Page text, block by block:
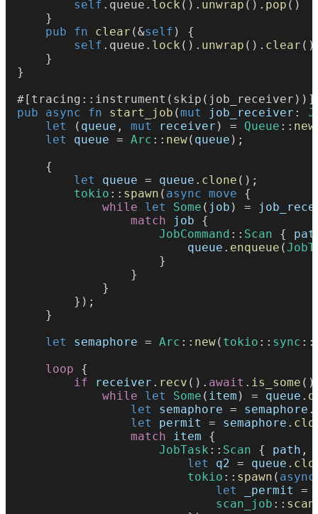
        self
.queue. lock (). unwrap (). pop ()
    }
    pub fn
clear (&self ) {
        self
.queue. lock (). unwrap (). clear
    }
}
#[tracing::instrument(skip(job_receiver))]
pub async fn start_job (mut job_receiver :
    let
( queue , mut receiver ) = Queue :: new
    let
queue = Arc :: new( queue );
    {
        let
queue = queue . clone ();
        tokio
:: spawn ( async move {
            while
let Some ( job ) =
                match
job {
                    JobCommand
:: Scan {
                        queue
. enqueue (
                    }
                }
            }
        });
    }
    let
semaphore = Arc :: new( tokio :: sync ::
    loop
{
        if
receiver . recv (). await . is_some
            while
let Some ( item ) = queue .
                let
semaphore = semaphore .
                let
permit = semaphore .
                match
item {
                    JobTask
:: Scan { path ,
                        let
q2 = queue .
                        tokio
:: spawn ( async
                            let
_permit =
                            scan_job
::